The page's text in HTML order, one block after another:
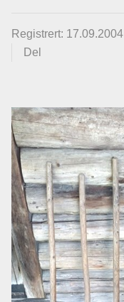
Registrert: 17.09.2004
Del